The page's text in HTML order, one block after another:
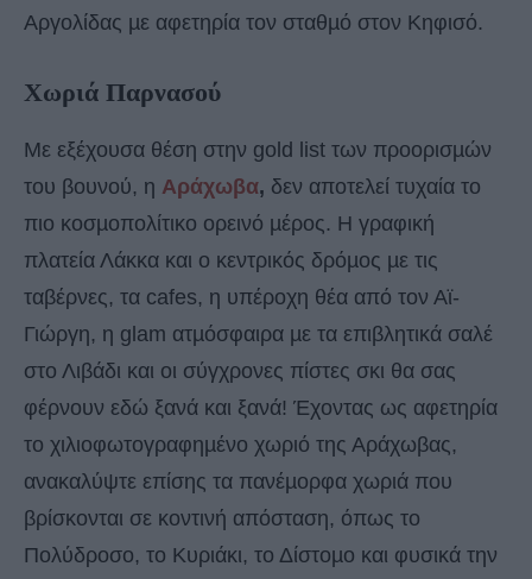
Αργολίδας µε αφετηρία τον σταθµό στον Κηφισό.
Χωριά Παρνασού
Με εξέχουσα θέση στην gold list των προορισµών
του βουνού, η Αράχωβα, δεν αποτελεί τυχαία το
πιο κοσµοπολίτικο ορεινό µέρος. Η γραφική
πλατεία Λάκκα και ο κεντρικός δρόµος µε τις
ταβέρνες, τα cafes, η υπέροχη θέα από τον Αϊ-
Γιώργη, η glam ατµόσφαιρα µε τα επιβλητικά σαλέ
στο Λιβάδι και οι σύγχρονες πίστες σκι θα σας
φέρνουν εδώ ξανά και ξανά! Έχοντας ως αφετηρία
το χιλιοφωτογραφηµένο χωριό της Αράχωβας,
ανακαλύψτε επίσης τα πανέµορφα χωριά που
βρίσκονται σε κοντινή απόσταση, όπως το
Πολύδροσο, το Κυριάκι, το Δίστοµο και φυσικά την